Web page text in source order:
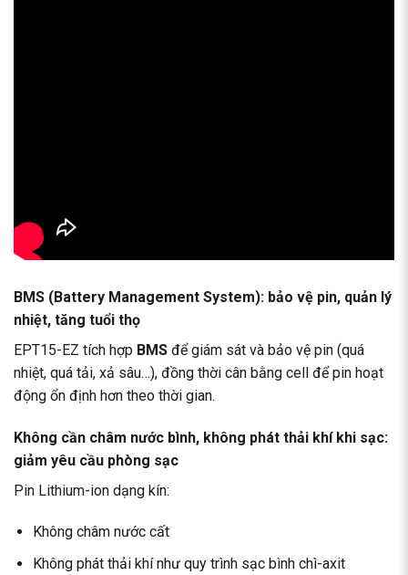
BMS (Battery Management System): bảo vệ pin, quản lý
nhiệt, tăng tuổi thọ
EPT15-EZ tích hợp BMS để giám sát và bảo vệ pin (quá
nhiệt, quá tải, xả sâu…), đồng thời cân bằng cell để pin hoạt
động ổn định hơn theo thời gian.
Không cần châm nước bình, không phát thải khí khi sạc:
giảm yêu cầu phòng sạc
Pin Lithium-ion dạng kín:
Không châm nước cất
Không phát thải khí như quy trình sạc bình chì-axit